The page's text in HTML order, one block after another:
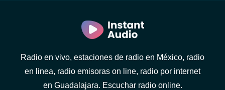
Radio en vivo, estaciones de radio en México, radio
en linea, radio emisoras on line, radio por internet
en Guadalajara. Escuchar radio online.